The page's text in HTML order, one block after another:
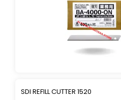
SDI REFILL CUTTER 1520